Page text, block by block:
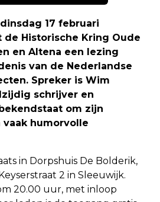
dinsdag 17 februari
de Historische Kring Oude
en Altena een lezing
van de Nederlandse
Spreker is Wim
schrijver en
om zijn
humorvolle
in Dorpshuis De Bolderik,
2 in Sleeuwijk.
20.00 uur, met inloop